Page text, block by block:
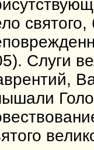
Слуги